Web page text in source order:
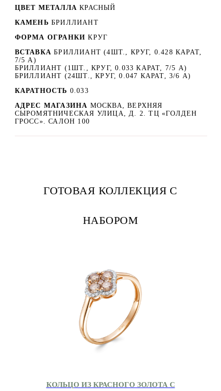
ЦВЕТ МЕТАЛЛА КРАСНЫЙ
КАМЕНЬ БРИЛЛИАНТ
ФОРМА ОГРАНКИ КРУГ
ВСТАВКА БРИЛЛИАНТ (4ШТ., КРУГ, 0.428 КАРАТ,
7/5 А)
БРИЛЛИАНТ (1ШТ., КРУГ, 0.033 КАРАТ, 7/5 А)
БРИЛЛИАНТ (24ШТ., КРУГ, 0.047 КАРАТ, 3/6 А)
КАРАТНОСТЬ 0.033
АДРЕС МАГАЗИНА МОСКВА, ВЕРХНЯЯ
СЫРОМЯТНИЧЕСКАЯ УЛИЦА, Д. 2. ТЦ «ГОЛДЕН
ГРОСС». САЛОН 100
ГОТОВАЯ КОЛЛЕКЦИЯ С
НАБОРОМ
КОЛЬЦО ИЗ КРАСНОГО ЗОЛОТА С